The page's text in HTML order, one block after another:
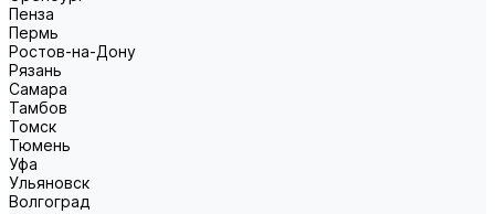
Пенза
Пермь
Ростов-на-Дону
Рязань
Самара
Тамбов
Томск
Тюмень
Уфа
Ульяновск
Волгоград